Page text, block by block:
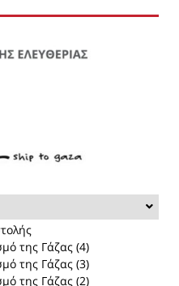
της Γάζας (4)
της Γάζας (3)
της Γάζας (2)